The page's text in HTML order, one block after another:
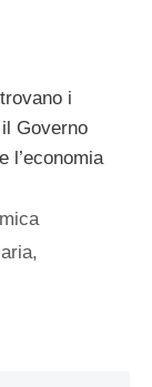
i
Governo
l’economia
,